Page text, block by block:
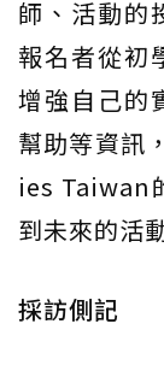
師、活動的
報名者從初
增強自己的
幫助等資訊
ies Taiwan
到未來的活
採訪側記